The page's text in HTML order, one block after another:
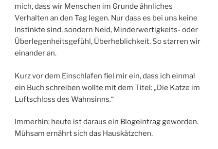
mich, dass wir Menschen im Grunde ähnliches
Verhalten an den Tag legen. Nur dass es bei uns keine
Instinkte sind, sondern Neid, Minderwertigkeits- oder
Überlegenheitsgefühl, Überheblichkeit. So starren wir
einander an.
Kurz vor dem Einschlafen fiel mir ein, dass ich einmal
ein Buch schreiben wollte mit dem Titel: „Die Katze im
Luftschloss des Wahnsinns.“
Immerhin: heute ist daraus ein Blogeintrag geworden.
Mühsam ernährt sich das Hauskätzchen.